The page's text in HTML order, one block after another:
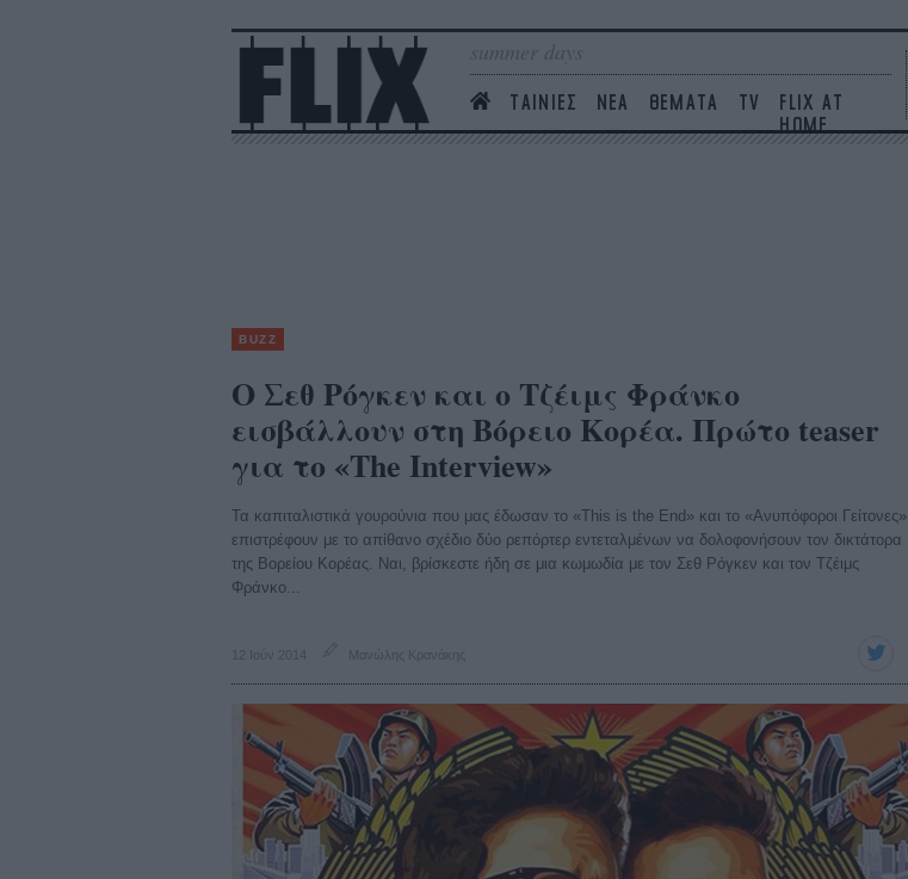
summer days
ΤΑΙΝΙΕΣ ΝΕΑ ΘΕΜΑΤΑ TV
FLIX AT
HOME
BUZZ
O Σεθ Ρόγκεν και ο Τζέιμς Φράνκο
εισβάλλουν στη Βόρειο Κορέα. Πρώτο teaser
για το «The Interview»
Τα καπιταλιστικά γουρούνια που μας έδωσαν το «This is the End» και το «Ανυπόφοροι Γείτονες»
επιστρέφουν με το απίθανο σχέδιο δύο ρεπόρτερ εντεταλμένων να δολοφονήσουν τον δικτάτορα
της Βορείου Κορέας. Ναι, βρίσκεστε ήδη σε μια κωμωδία με τον Σεθ Ρόγκεν και τον Τζέιμς
Φράνκο...
12 Ιούν 2014 Μανώλης Κρανάκης